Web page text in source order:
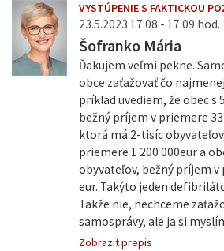
VYSTÚPENIE S FAKTICKOU
23.5.2023 17:08 - 17:09 hod.
Šofranko Mária
Ďakujem veľmi pekne.
obce zaťažovať čo
príklad uvediem, že obec s
bežný príjem v priemere
ktorá má 2-tisíc
priemere 1 200 000eur a
obyvateľov, bežný príjem v
eur. Takýto jeden
Takže nie, nechceme
samosprávy, ale ja si
Zobrazit prepis